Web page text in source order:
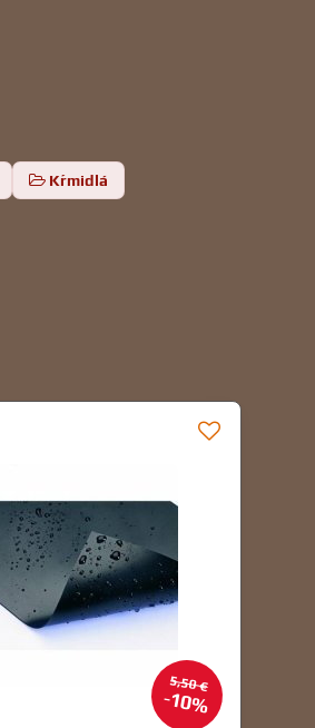
Kŕmidlá
5,50 €
10%